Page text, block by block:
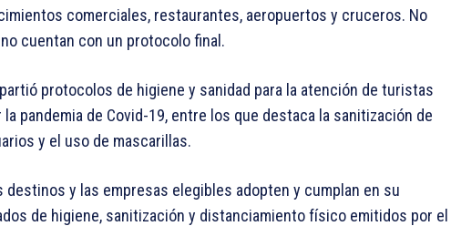
comerciales, restaurantes, aeropuertos y cruceros. No
cuentan con un protocolo final.
protocolos de higiene y sanidad para la atención de turistas
pandemia de Covid-19, entre los que destaca la sanitización de
y el uso de mascarillas.
destinos y las empresas elegibles adopten y cumplan en su
de higiene, sanitización y distanciamiento físico emitidos por el